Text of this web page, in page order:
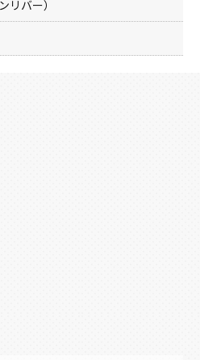
リバー）